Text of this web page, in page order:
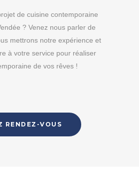
de cuisine contemporaine
? Venez nous parler de
mettrons notre expérience et
à votre service pour réaliser
de vos rêves !
RENDEZ-VOUS